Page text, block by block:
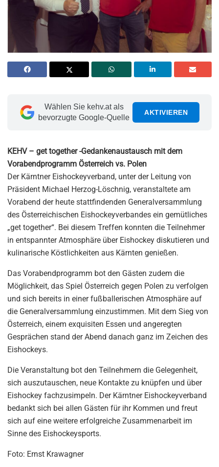
Wählen Sie kehv.at als
bevorzugte Google-Quelle
AKTIVIEREN
KEHV – get together -Gedankenaustausch mit dem
Vorabendprogramm Österreich vs. Polen
Der Kärntner Eishockeyverband, unter der Leitung von
Präsident Michael Herzog-Löschnig, veranstaltete am
Vorabend der heute stattfindenden Generalversammlung
des Österreichischen Eishockeyverbandes ein gemütliches
„get together“. Bei diesem Treffen konnten die Teilnehmer
in entspannter Atmosphäre über Eishockey diskutieren und
kulinarische Köstlichkeiten aus Kärnten genießen.
Das Vorabendprogramm bot den Gästen zudem die
Möglichkeit, das Spiel Österreich gegen Polen zu verfolgen
und sich bereits in einer fußballerischen Atmosphäre auf
die Generalversammlung einzustimmen. Mit dem Sieg von
Österreich, einem exquisiten Essen und angeregten
Gesprächen stand der Abend danach ganz im Zeichen des
Eishockeys.
Die Veranstaltung bot den Teilnehmern die Gelegenheit,
sich auszutauschen, neue Kontakte zu knüpfen und über
Eishockey fachzusimpeln. Der Kärntner Eishockeyverband
bedankt sich bei allen Gästen für ihr Kommen und freut
sich auf eine weitere erfolgreiche Zusammenarbeit im
Sinne des Eishockeysports.
Foto: Ernst Krawagner